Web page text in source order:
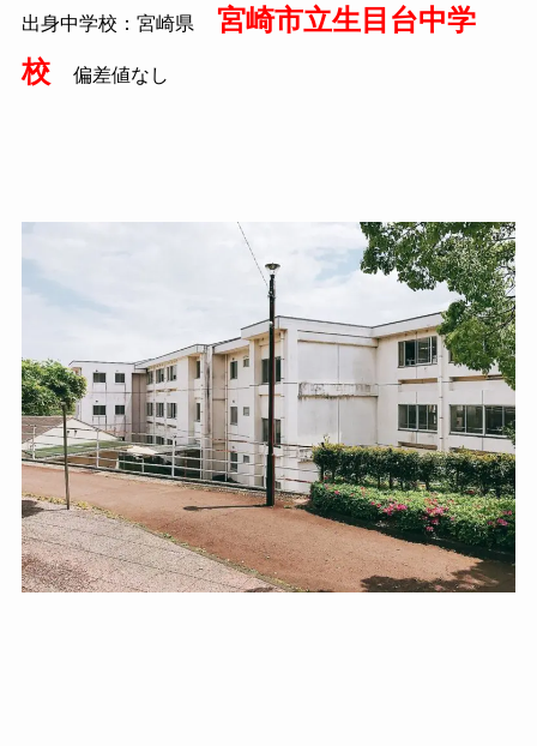
出身中学校：宮崎県
宮崎市立生目台中学
校
偏差値なし